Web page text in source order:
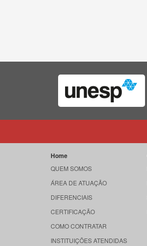
Home
QUEM SOMOS
ÁREA DE ATUAÇÃO
DIFERENCIAIS
CERTIFICAÇÃO
COMO CONTRATAR
INSTITUIÇÕES ATENDIDAS